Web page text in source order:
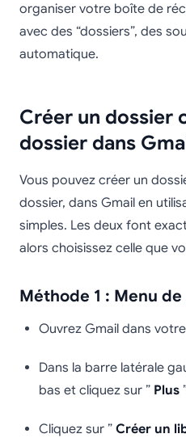
organiser votre boîte de
avec des “dossiers”, des
automatique.
Créer un dossier
dossier dans
Vous pouvez créer un
dossier, dans Gmail en
simples. Les deux font
alors choisissez celle que
Méthode 1 : Menu de
Ouvrez Gmail dans
Dans la barre latérale
bas et cliquez sur ” Plus
Cliquez sur ” Créer un